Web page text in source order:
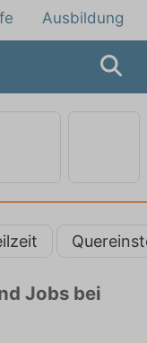
Ausbildung
Jobs bei